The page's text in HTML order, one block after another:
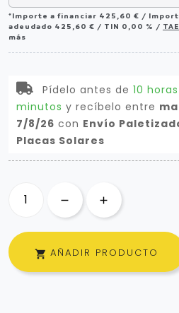
*Importe a financiar 425,60 € /
adeudado 425,60 € / TIN 0,00 % / TAE
más
Pídelo antes de 10
minutos y recíbelo entre
7/8/26 con Envío
Placas Solares
 AÑADIR PRODUCTO